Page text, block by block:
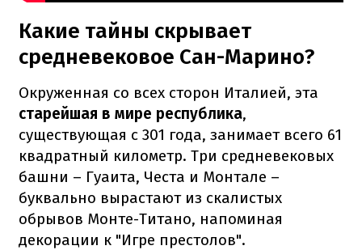
Какие тайны скрывает
средневековое Сан-Марино?
Окруженная со всех сторон Италией, эта
старейшая в мире республика,
существующая с 301 года, занимает всего 61
квадратный километр. Три средневековых
башни – Гуаита, Честа и Монтале –
буквально вырастают из скалистых
обрывов Монте-Титано, напоминая
декорации к "Игре престолов".